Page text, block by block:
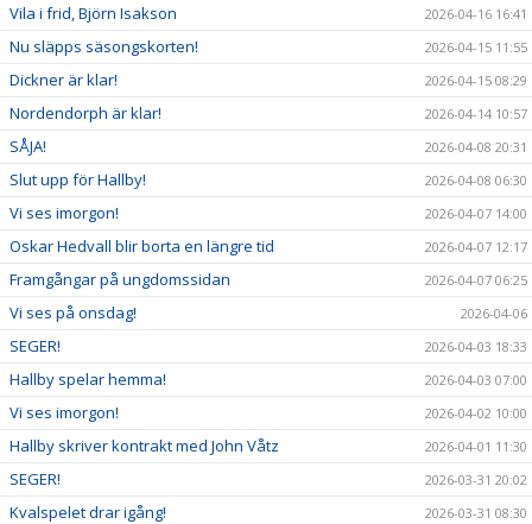
Vila i frid, Björn Isakson 2026-04-16 16:41
Nu släpps säsongskorten! 2026-04-15 11:55
Dickner är klar! 2026-04-15 08:29
Nordendorph är klar! 2026-04-14 10:57
SÅJA! 2026-04-08 20:31
Slut upp för Hallby! 2026-04-08 06:30
Vi ses imorgon! 2026-04-07 14:00
Oskar Hedvall blir borta en längre tid 2026-04-07 12:17
Framgångar på ungdomssidan 2026-04-07 06:25
Vi ses på onsdag! 2026-04-06
SEGER! 2026-04-03 18:33
Hallby spelar hemma! 2026-04-03 07:00
Vi ses imorgon! 2026-04-02 10:00
Hallby skriver kontrakt med John Våtz 2026-04-01 11:30
SEGER! 2026-03-31 20:02
Kvalspelet drar igång! 2026-03-31 08:30